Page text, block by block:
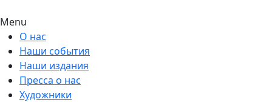
Menu
О нас
Наши события
Наши издания
Пресса о нас
Художники